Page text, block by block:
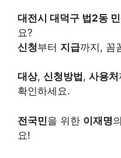
대전시 대덕구 법2동
요?
신청부터 지급까지, 꼼
대상, 신청방법 , 사용처
확인하세요.
전국민을 위한 이재명의
요!